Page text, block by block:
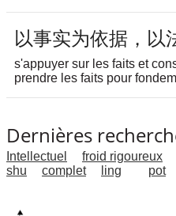
以事实为依据 ， 以
s'appuyer sur les faits et
prendre les faits pour
Dernières
Intellectuel froid rigoureux
shu
complet ling pot